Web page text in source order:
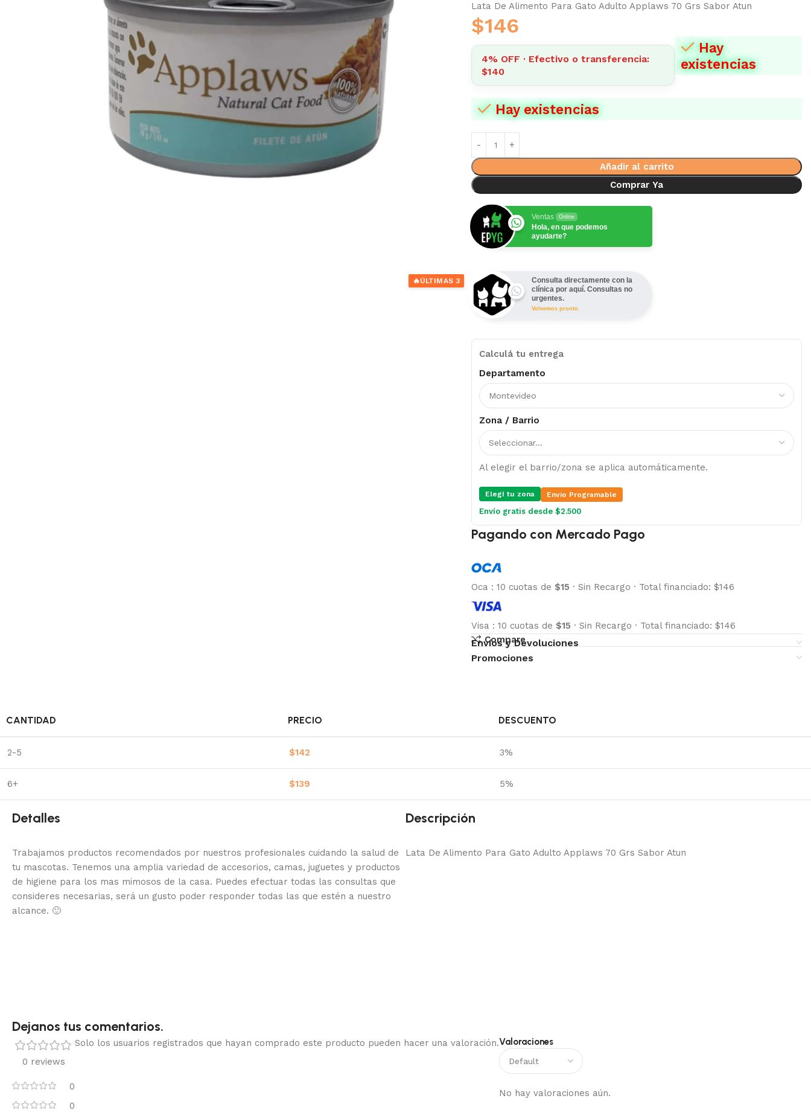
🔥ÚLTIMAS 3
Lata De Alimento Para Gato Adulto Applaws 70 Grs Sabor Atun
$146
4% OFF · Efectivo o transferencia:
$140
Hay
existencias
Hay existencias
Añadir al carrito
Comprar Ya
Ventas Online
Hola, en que podemos
ayudarte?
Consulta directamente con la
clínica por aquí. Consultas no
urgentes.
Volvemos pronto.
Calculá tu entrega
Departamento
Zona / Barrio
Al elegir el barrio/zona se aplica automáticamente.
Elegí tu zona Envio Programable
Envío gratis desde $2.500
Pagando con Mercado Pago
Oca : 10 cuotas de $15 · Sin Recargo · Total financiado: $146
Visa : 10 cuotas de $15 · Sin Recargo · Total financiado: $146
Compare
Envíos y Devoluciones
Promociones
CANTIDAD PRECIO DESCUENTO
2-5 $142 3%
6+ $139 5%
Detalles
Trabajamos productos recomendados por nuestros profesionales cuidando la salud de
tu mascotas. Tenemos una amplia variedad de accesorios, camas, juguetes y productos
de higiene para los mas mimosos de la casa. Puedes efectuar todas las consultas que
consideres necesarias, será un gusto poder responder todas las que estén a nuestro
alcance. 🙂
Descripción
Lata De Alimento Para Gato Adulto Applaws 70 Grs Sabor Atun
Dejanos tus comentarios.
0 reviews
0
0
Valoraciones
No hay valoraciones aún.
Solo los usuarios registrados que hayan comprado este producto pueden hacer una valoración.